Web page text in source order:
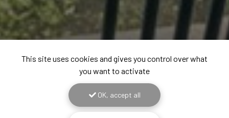
This site uses cookies and gives you control over what
you want to activate
OK, accept all